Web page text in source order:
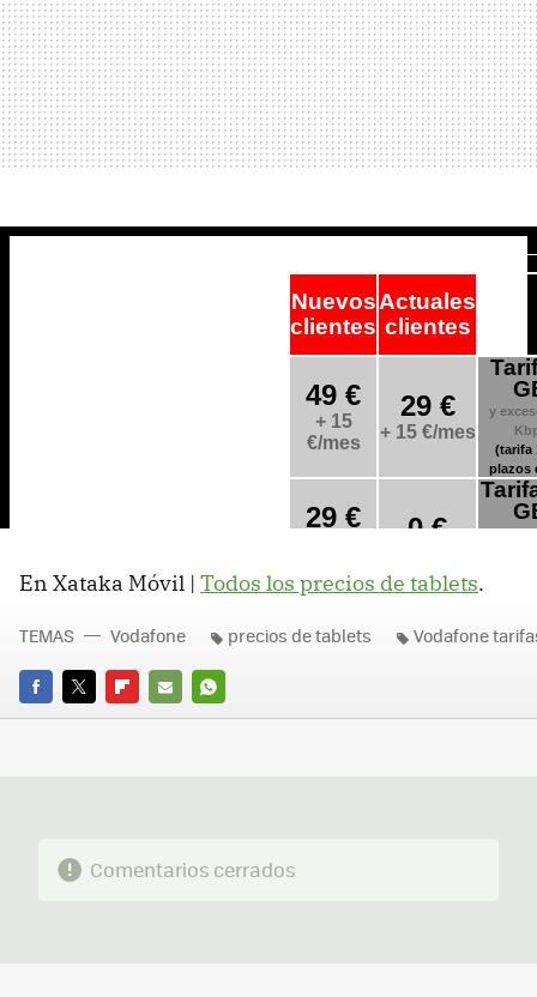
En Xataka Móvil | Todos los precios de tablets.
FACEBOOK
TWITTERFLIPBOARD
E-
WHATSAPP
TEMAS Vodafone precios de tablets Vodafone
Comentarios cerrados